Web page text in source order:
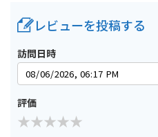
レビューを投稿する
訪問日時
評価